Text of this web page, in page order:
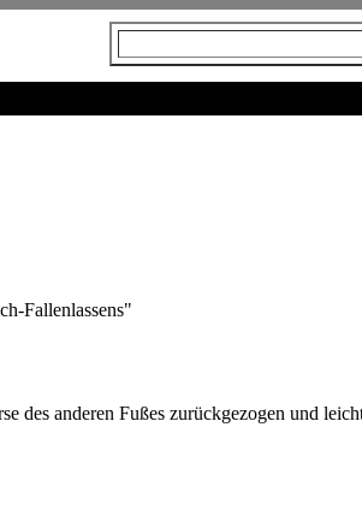
Fallenlassens"
des anderen Fußes zurückgezogen und